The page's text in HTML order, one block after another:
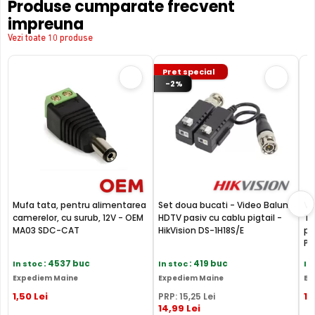
BLC (Backlight Compensation)
Functia BLC (compensarea luminii din spate) cu care este
dotata camera de supraveghere video HIKVISION DS-
2CE17D0T-IT5F3C, permite ca obiectele aflate pe un
Produse cumparate frecvent
impreuna
Vezi toate 10 produse
Mufa tata, pentru alimentarea
camerelor, cu surub, 12V - OEM
MA03 SDC-CAT
In stoc: 4537 buc
Expediem Maine
1,50 Lei
Pret special
-2%
Set doua bucati - Video Balun
HDTV pasiv cu cablu pigtail -
HikVision DS-1H18S/E
In stoc: 419 buc
Expediem Maine
PRP: 15,25 Lei
14,99 Lei
In
17